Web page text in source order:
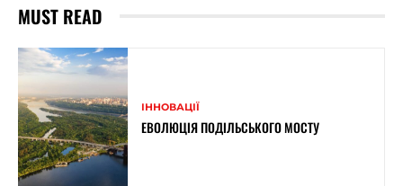
MUST READ
ІННОВАЦІЇ
ЕВОЛЮЦІЯ ПОДІЛЬСЬКОГО МОСТУ